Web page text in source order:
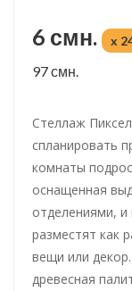
6 смн. x
97 смн.
Стеллаж
спланировать
комнаты
оснащенная
отделениями,
разместят как
вещи или
древесная